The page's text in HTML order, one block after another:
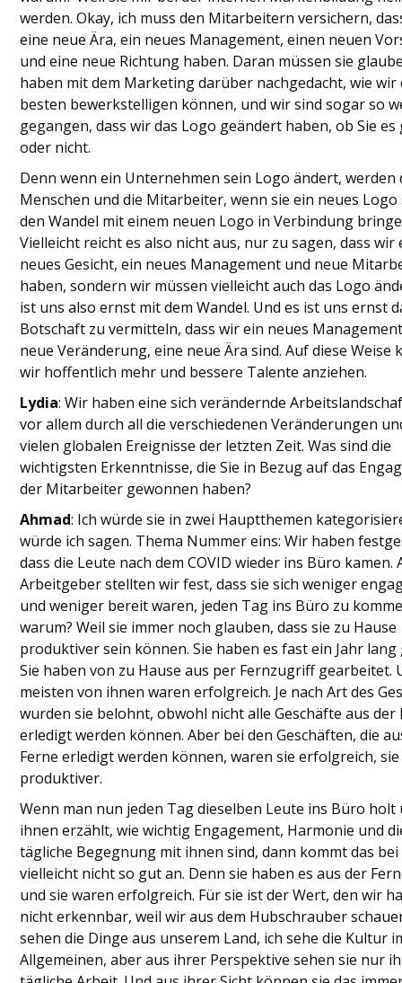
werden. Okay, ich muss den Mitarbeitern versichern,
eine neue Ära, ein neues Management, einen neuen
und eine neue Richtung haben. Daran müssen sie
haben mit dem Marketing darüber nachgedacht, wie wir
besten bewerkstelligen können, und wir sind sogar so
gegangen, dass wir das Logo geändert haben, ob Sie
oder nicht.
Denn wenn ein Unternehmen sein Logo ändert, werden
Menschen und die Mitarbeiter, wenn sie ein neues Logo
den Wandel mit einem neuen Logo in Verbindung
Vielleicht reicht es also nicht aus, nur zu sagen, dass wir
neues Gesicht, ein neues Management und neue
haben, sondern wir müssen vielleicht auch das Logo
ist uns also ernst mit dem Wandel. Und es ist uns ernst
Botschaft zu vermitteln, dass wir ein neues
neue Veränderung, eine neue Ära sind. Auf diese Weise
wir hoffentlich mehr und bessere Talente anziehen.
Lydia: Wir haben eine sich verändernde
vor allem durch all die verschiedenen Veränderungen
vielen globalen Ereignisse der letzten Zeit. Was sind die
wichtigsten Erkenntnisse, die Sie in Bezug auf das
der Mitarbeiter gewonnen haben?
Ahmad: Ich würde sie in zwei Hauptthemen
würde ich sagen. Thema Nummer eins: Wir haben
dass die Leute nach dem COVID wieder ins Büro kamen.
Arbeitgeber stellten wir fest, dass sie sich weniger
und weniger bereit waren, jeden Tag ins Büro zu
warum? Weil sie immer noch glauben, dass sie zu Hause
produktiver sein können. Sie haben es fast ein Jahr lang
Sie haben von zu Hause aus per Fernzugriff gearbeitet.
meisten von ihnen waren erfolgreich. Je nach Art des
wurden sie belohnt, obwohl nicht alle Geschäfte aus der
erledigt werden können. Aber bei den Geschäften, die
Ferne erledigt werden können, waren sie erfolgreich,
produktiver.
Wenn man nun jeden Tag dieselben Leute ins Büro holt
ihnen erzählt, wie wichtig Engagement, Harmonie und
tägliche Begegnung mit ihnen sind, dann kommt das
vielleicht nicht so gut an. Denn sie haben es aus der
und sie waren erfolgreich. Für sie ist der Wert, den wir
nicht erkennbar, weil wir aus dem Hubschrauber
sehen die Dinge aus unserem Land, ich sehe die Kultur
Allgemeinen, aber aus ihrer Perspektive sehen sie nur